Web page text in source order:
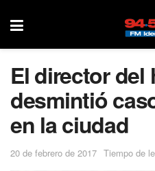
El director del
desmintió
en la ciudad
20 de febrero de 2017 Tiempo de